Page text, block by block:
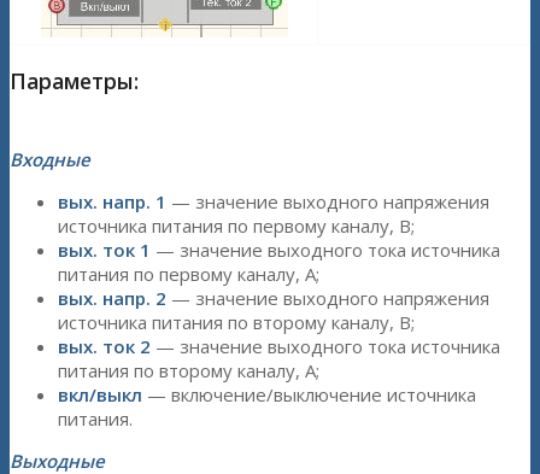
Параметры:
Входные
вых. напр. 1 — значение выходного напряжения
источника питания по первому каналу, В;
вых. ток 1 — значение выходного тока источника
питания по первому каналу, A;
вых. напр. 2 — значение выходного напряжения
источника питания по второму каналу, В;
вых. ток 2 — значение выходного тока источника
питания по второму каналу, A;
вкл/выкл — включение/выключение источника
питания.
Выходные